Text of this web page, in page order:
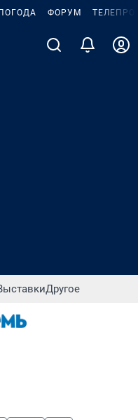
ПОГОДА ФОРУМ
Другое